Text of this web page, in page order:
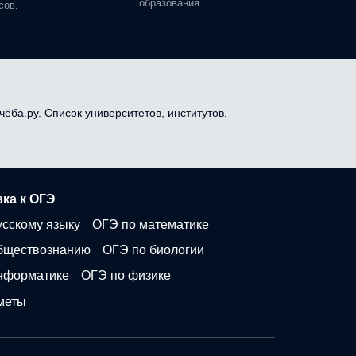
образования.
Список университетов, институтов,
к ОГЭ
языку
ОГЭ по математике
ОГЭ по биологии
ОГЭ по физике